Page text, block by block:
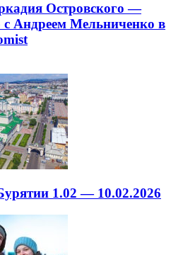
Островского —
с Андреем Мельниченко в
1.02 — 10.02.2026